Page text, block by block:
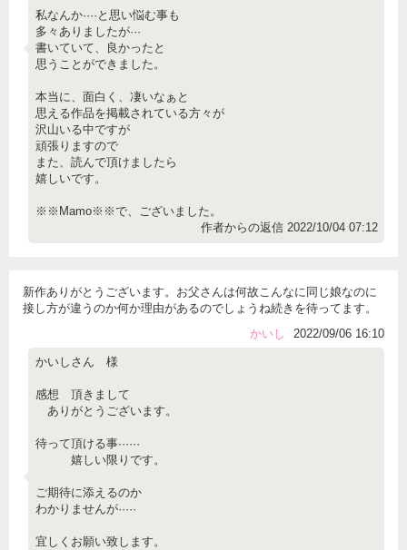
私なんか····と思い悩む事も
多々ありましたが···
書いていて、良かったと
思うことができました。
本当に、面白く、凄いなぁと
思える作品を掲載されている方々が
沢山いる中ですが
頑張りますので
また、読んで頂けましたら
嬉しいです。
※※Mamo※※で、ございました。
作者からの返信 2022/10/04 07:12
新作ありがとうございます。お父さんは何故こんなに同じ娘なのに
接し方が違うのか何か理由があるのでしょうね続きを待ってます。
かいし
2022/09/06 16:10
かいしさん 様
感想 頂きまして
ありがとうございます。
待って頂ける事······
嬉しい限りです。
ご期待に添えるのか
わかりませんが·····
宜しくお願い致します。